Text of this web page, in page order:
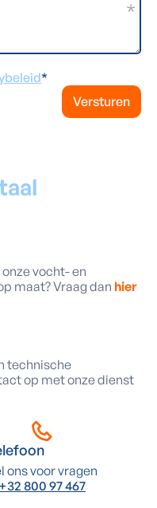
*
vocht- en
maat? Vraag dan hier
technische
op met onze dienst
ons voor vragen
+32 800 97 467